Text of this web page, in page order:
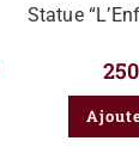
Statue